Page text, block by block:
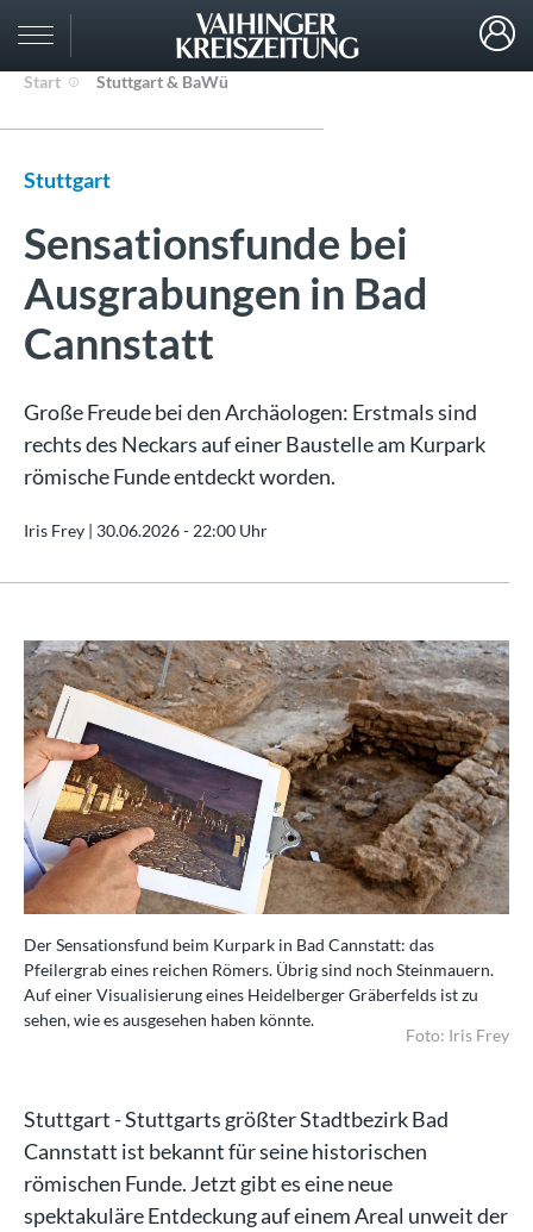
Start Stuttgart & BaWü
Stuttgart
Sensationsfunde bei
Ausgrabungen in Bad
Cannstatt
Große Freude bei den Archäologen: Erstmals sind
rechts des Neckars auf einer Baustelle am Kurpark
römische Funde entdeckt worden.
Iris Frey | 30.06.2026 - 22:00 Uhr
Der Sensationsfund beim Kurpark in Bad Cannstatt: das
Pfeilergrab eines reichen Römers. Übrig sind noch Steinmauern.
Auf einer Visualisierung eines Heidelberger Gräberfelds ist zu
sehen, wie es ausgesehen haben könnte.
Foto: Iris Frey
Stuttgart - Stuttgarts größter Stadtbezirk Bad
Cannstatt ist bekannt für seine historischen
römischen Funde. Jetzt gibt es eine neue
spektakuläre Entdeckung auf einem Areal unweit der